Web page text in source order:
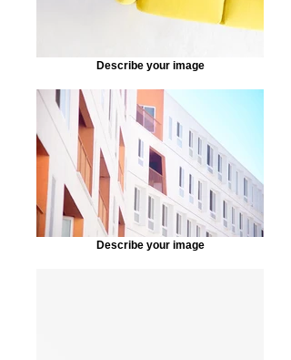
Describe your image
Describe your image